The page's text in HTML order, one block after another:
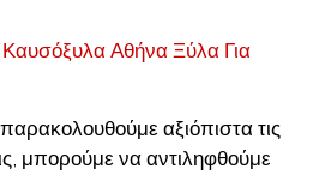
Καυσόξυλα Αθήνα Ξύλα Για
αξιόπιστα τις
μπορούμε να αντιληφθούμε